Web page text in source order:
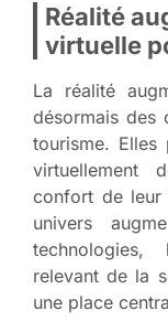
Réalité
virtuelle
La réalité
désormais des
tourisme. Elles
virtuellement
confort de leur
univers
technologies,
relevant de la
une place